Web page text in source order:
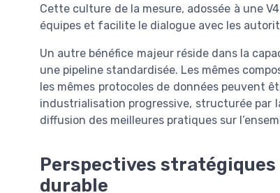
Cette culture de la mesure, adossée à une
équipes et facilite le dialogue avec les
Un autre bénéfice majeur réside dans la
une pipeline standardisée. Les mêmes
les mêmes protocoles de données peuvent
industrialisation progressive, structurée par
diffusion des meilleures pratiques sur
Perspectives
durable